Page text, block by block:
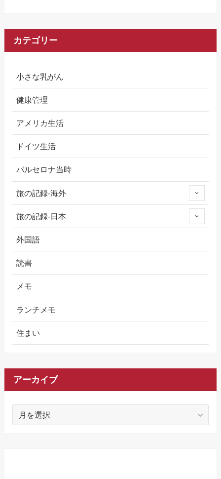
カテゴリー
小さな乳がん
健康管理
アメリカ生活
ドイツ生活
バルセロナ当時
旅の記録-海外
旅の記録-日本
外国語
読書
メモ
ランチメモ
住まい
アーカイブ